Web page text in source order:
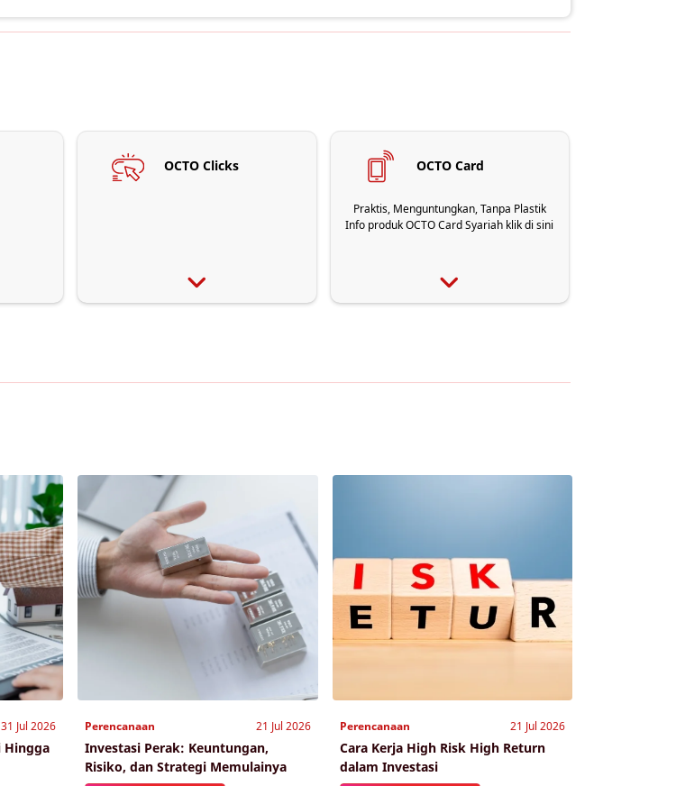
OCTO Clicks OCTO Card
Praktis, Menguntungkan, Tanpa Plastik
Info produk OCTO Card Syariah klik di sini
31 Jul 2026
Hingga
Perencanaan 21 Jul 2026
Investasi Perak: Keuntungan,
Risiko, dan Strategi Memulainya
Perencanaan 21 Jul 2026
Cara Kerja High Risk High Return
dalam Investasi